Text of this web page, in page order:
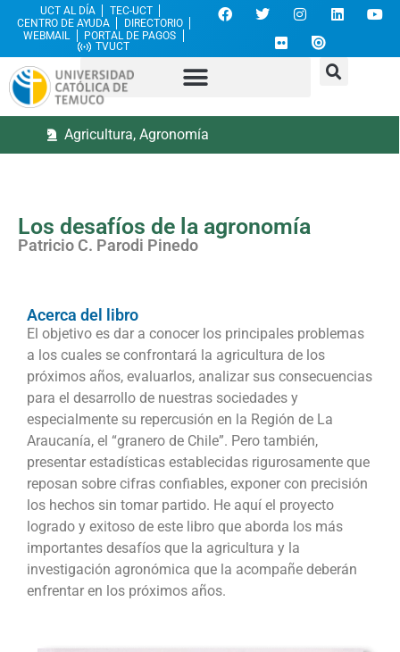
UCT AL DÍA
TEC-UCT
CENTRO DE AYUDA
DIRECTORIO
WEBMAIL
PORTAL DE PAGOS
TVUCT
Agricultura, Agronomía
Los desafíos de la agronomía
Patricio C. Parodi Pinedo
Acerca del libro
El objetivo es dar a conocer los principales problemas
a los cuales se confrontará la agricultura de los
próximos años, evaluarlos, analizar sus consecuencias
para el desarrollo de nuestras sociedades y
especialmente su repercusión en la Región de La
Araucanía, el “granero de Chile”. Pero también,
presentar estadísticas establecidas rigurosamente que
reposan sobre cifras confiables, exponer con precisión
los hechos sin tomar partido. He aquí el proyecto
logrado y exitoso de este libro que aborda los más
importantes desafíos que la agricultura y la
investigación agronómica que la acompañe deberán
enfrentar en los próximos años.